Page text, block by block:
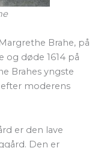
Brahe, på
og døde 1614 på
Brahes yngste
moderens
er den lave
Den er